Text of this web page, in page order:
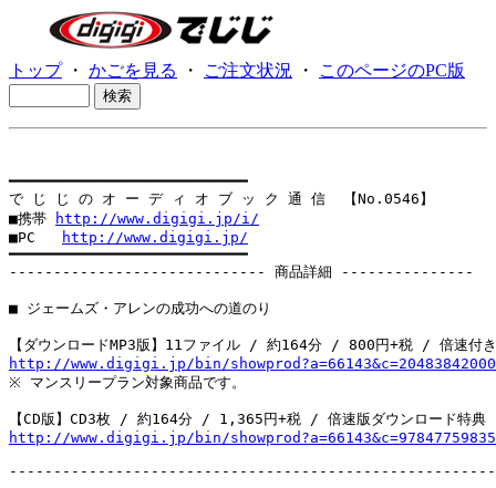
トップ・ かごを見る ・ ご注文状況 ・ このページのPC版
━━━━━━━━━━━━━━━━━━━━━━━━━━━
で じ じ の オ ー デ ィ オ ブ ッ ク 通 信  【No.0546】
■携帯
http://www.digigi.jp/i/
■PC
http://www.digigi.jp/
━━━━━━━━━━━━━━━━━━━━━━━━━━━
----------------------------- 商品詳細 ---------------
■ ジェームズ・アレンの成功への道のり
http://www.digigi.jp/bin/
※ マンスリープラン対象商品です。
http://www.digigi.jp/bin/